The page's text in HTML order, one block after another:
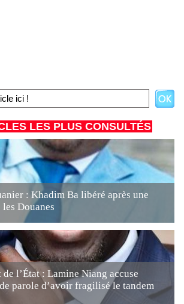
LES PLUS CONSULTÉS
: Khadim Ba libéré après une
Douanes
de l’État : Lamine Niang accuse
parole d’avoir fragilisé le tandem